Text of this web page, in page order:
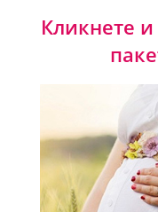
Кликнете